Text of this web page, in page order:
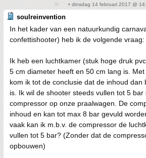
• dinsdag 14 februari 2017 @
soulreinvention
In het kader van een natuurkundig
confettishooter) heb ik de volgende vraag:
Ik heb een luchtkamer (stuk hoge druk
5 cm diameter heeft en 50 cm lang is.
kom ik tot de conclusie dat de inhoud dan
is. Ik wil de shooter steeds vullen tot 5
compressor op onze praalwagen. De
inhoud en kan tot max 8 bar gevuld
vaak kan ik m.b.v. de compressor de
vullen tot 5 bar? (Zonder dat de
opbouwen)